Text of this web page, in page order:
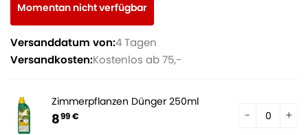
Momentan nicht verfügbar
Versanddatum von:4 Tagen
Versandkosten:Kostenlos ab 75,-
Zimmerpflanzen Dünger 250ml
899 €